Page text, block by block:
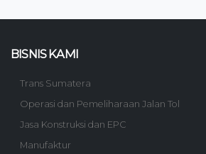
BISNIS KAMI
Trans Sumatera
Operasi dan Pemeliharaan Jalan Tol
Jasa Konstruksi dan EPC
Manufaktur